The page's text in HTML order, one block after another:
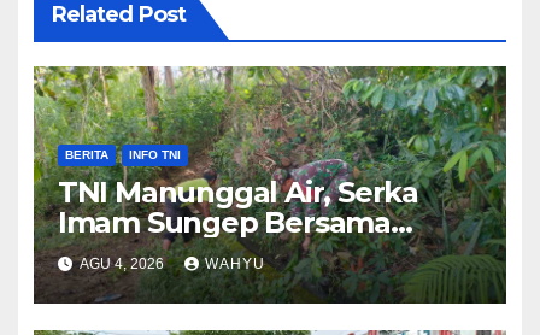
Related Post
BERITA INFO TNI
TNI Manunggal Air, Serka
Imam Sungep Bersama
Warga Kedung Banteng
Gotong Royong Bersihkan
Irigasi
AGU 4, 2026 WAHYU